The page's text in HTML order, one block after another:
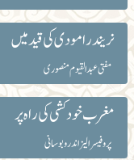
نریندرا مودی کی قید میں
مفتی عبدالقیوم منصوری
مغرب خود کشی کی راہ پر
پروفیسر الیزا ندرو بوسانی